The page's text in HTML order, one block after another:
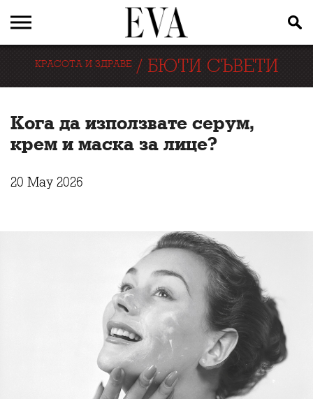
КРАСОТА И ЗДРАВЕ/ БЮТИ СЪВЕТИ
Кога да използвате серум,
крем и маска за лице?
20 May 2026